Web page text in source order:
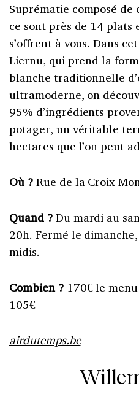
Suprématie composé de
ce sont près de 14 plats
s’offrent à vous. Dans
Liernu, qui prend la
blanche traditionnelle
ultramoderne, on
95% d’ingrédients
potager, un véritable
hectares que l’on peut
Où ?Rue de la Croix
Quand ?Du mardi au
20h. Fermé le
midis.
Combien ?170€ le
105€
airdutemps.be